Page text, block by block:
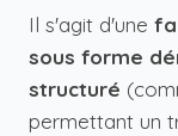
Il s'agit d'une
sous forme
structuré
permettant un